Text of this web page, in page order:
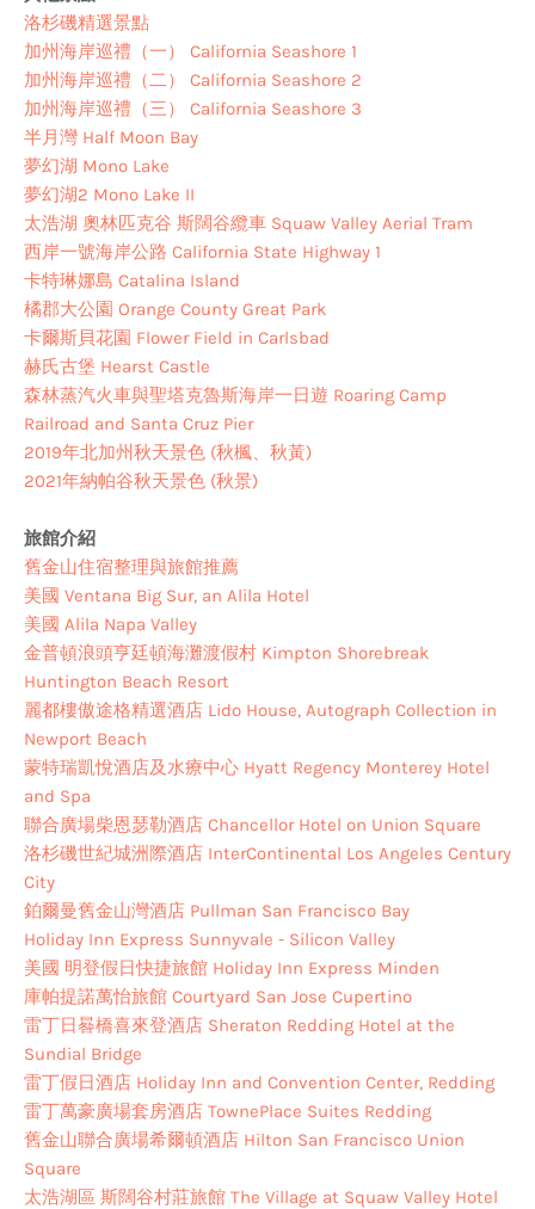
洛杉磯精選景點
加州海岸巡禮（一） California Seashore 1
加州海岸巡禮（二） California Seashore 2
加州海岸巡禮（三） California Seashore 3
半月灣 Half Moon Bay
夢幻湖 Mono Lake
夢幻湖2 Mono Lake II
太浩湖 奧林匹克谷 斯闊谷纜車 Squaw Valley Aerial Tram
西岸一號海岸公路 California State Highway 1
卡特琳娜島 Catalina Island
橘郡大公園 Orange County Great Park
卡爾斯貝花園 Flower Field in Carlsbad
赫氏古堡 Hearst Castle
森林蒸汽火車與聖塔克魯斯海岸一日遊 Roaring Camp
Railroad and Santa Cruz Pier
2019年北加州秋天景色 (秋楓、秋黃)
2021年納帕谷秋天景色 (秋景)
旅館介紹
舊金山住宿整理與旅館推薦
美國 Ventana Big Sur, an Alila Hotel
美國 Alila Napa Valley
金普頓浪頭亨廷頓海灘渡假村 Kimpton Shorebreak
Huntington Beach Resort
麗都樓傲途格精選酒店 Lido House, Autograph Collection in
Newport Beach
蒙特瑞凱悅酒店及水療中心 Hyatt Regency Monterey Hotel
and Spa
聯合廣場柴恩瑟勒酒店 Chancellor Hotel on Union Square
洛杉磯世紀城洲際酒店 InterContinental Los Angeles Century
City
鉑爾曼舊金山灣酒店 Pullman San Francisco Bay
Holiday Inn Express Sunnyvale - Silicon Valley
美國 明登假日快捷旅館 Holiday Inn Express Minden
庫帕提諾萬怡旅館 Courtyard San Jose Cupertino
雷丁日晷橋喜來登酒店 Sheraton Redding Hotel at the
Sundial Bridge
雷丁假日酒店 Holiday Inn and Convention Center, Redding
雷丁萬豪廣場套房酒店 TownePlace Suites Redding
舊金山聯合廣場希爾頓酒店 Hilton San Francisco Union
Square
太浩湖區 斯闊谷村莊旅館 The Village at Squaw Valley Hotel